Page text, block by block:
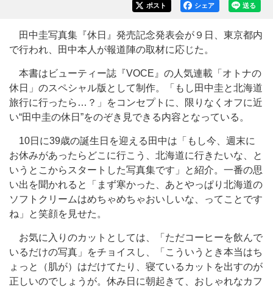
送る
シェア
ポスト
田中圭写真集『休日』発売記念発表会が９日、東京都内
で行われ、田中本人が報道陣の取材に応じた。
本書はビューティー誌『VOCE』の人気連載「オトナの
休日」のスペシャル版として制作。「もし田中圭と北海道
旅行に行ったら…？」をコンセプトに、限りなくオフに近
い“田中圭の休日”をのぞき見できる内容となっている。
10日に39歳の誕生日を迎える田中は「もし今、週末に
お休みがあったらどこに行こう、北海道に行きたいな、と
いうとこからスタートした写真集です」と紹介。一番の思
い出を聞かれると「まず寒かった、あとやっぱり北海道の
ソフトクリームはめちゃめちゃおいしいな、ってことです
ね」と笑顔を見せた。
お気に入りのカットとしては、「ただコーヒーを飲んで
いるだけの写真」をチョイスし、「こういうとき本当はち
ょっと（肌が）はだけてたり、寝ているカットを出すのが
正しいのでしょうが。休み日に朝起きて、おしゃれなカフ